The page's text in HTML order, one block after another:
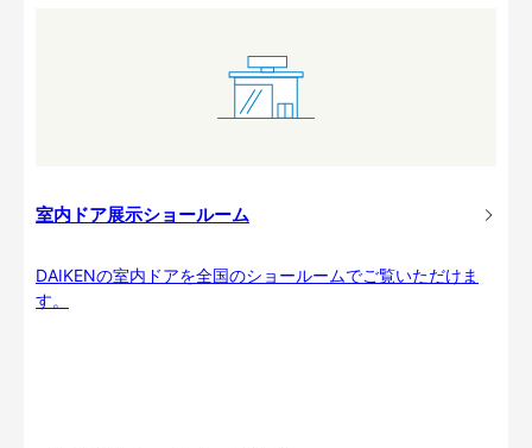
室内ドア展示ショールーム
DAIKENの室内ドアを全国のショールームでご覧いただけま
す。